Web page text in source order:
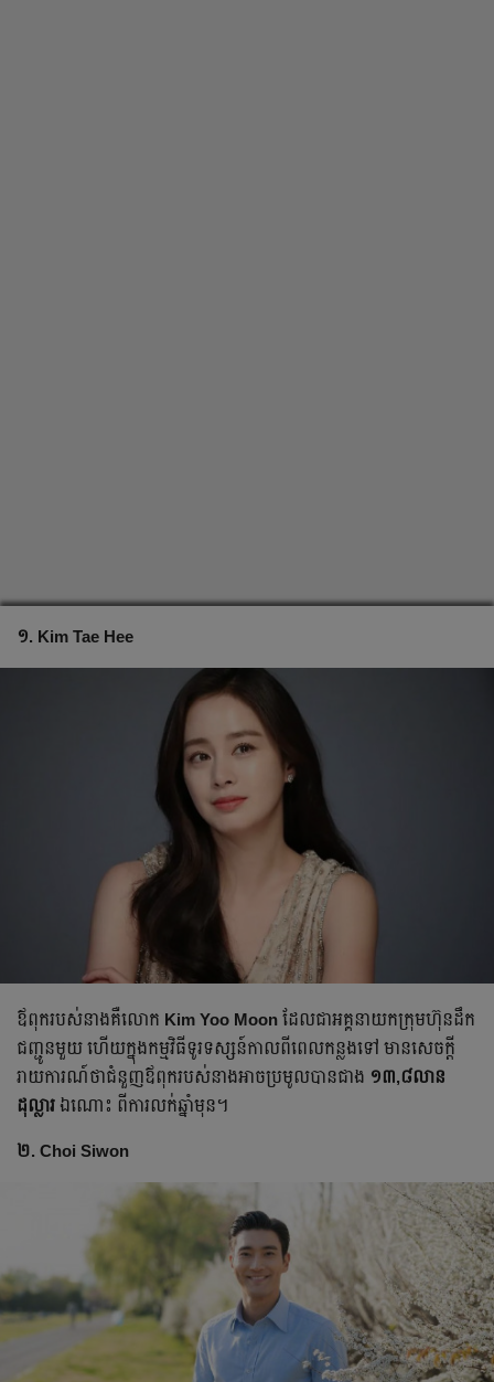
១. Kim Tae Hee
ឪពុករបស់នាង​គឺ​លោក Kim Yoo Moon ដែល​ជាអគ្គនាយកក្រុមហ៊ុនដឹក
ជញ្ជូនមួយ ហើយក្នុងកម្មវិធីទូរទស្សន៍កាលពីពេល​កន្លងទៅ មាន​សេចក្ដី
រាយការណ៍ថា​ជំនួញឪពុករបស់នាងអាច​ប្រមូលបាន​ជាង ១៣,៨លាន
ដុល្លារ ឯណោះ ពីការលក់ឆ្នាំមុន។​
២. Choi Siwon